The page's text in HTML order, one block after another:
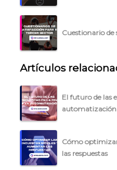
Cuestionario de
Artículos
El futuro de las
automatización
Cómo
las respuestas